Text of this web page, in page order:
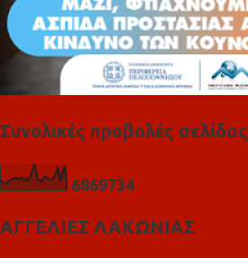
Συνολικές προβολές σελίδας
6869734
ΑΓΓΕΛΙΕΣ ΛΑΚΩΝΙΑΣ